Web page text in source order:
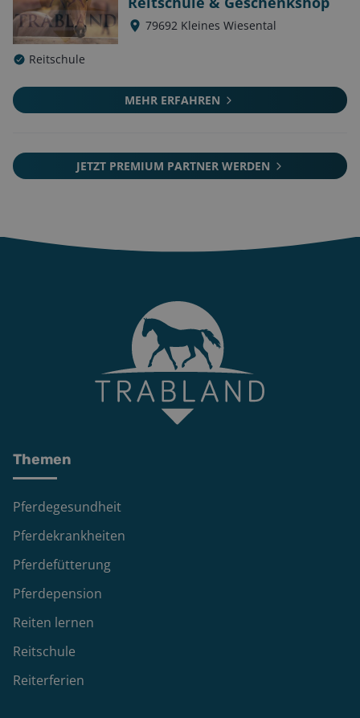
79692 Kleines Wiesental
Reitschule
MEHR ERFAHREN
JETZT PREMIUM PARTNER WERDEN
Themen
Pferdegesundheit
Pferdekrankheiten
Pferdefütterung
Pferdepension
Reiten lernen
Reitschule
Reiterferien